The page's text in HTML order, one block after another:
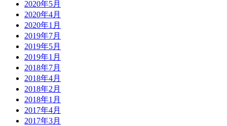
2020年5月
2020年4月
2020年1月
2019年7月
2019年5月
2019年1月
2018年7月
2018年4月
2018年2月
2018年1月
2017年4月
2017年3月